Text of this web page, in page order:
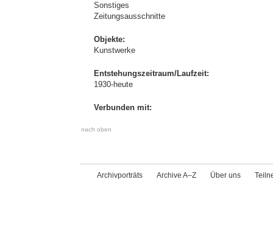
Sonstiges
Zeitungsausschnitte
Objekte:
Kunstwerke
Entstehungszeitraum/Laufzeit:
1930-heute
Verbunden mit:
nach oben
Archivporträts Archive A–Z Über uns